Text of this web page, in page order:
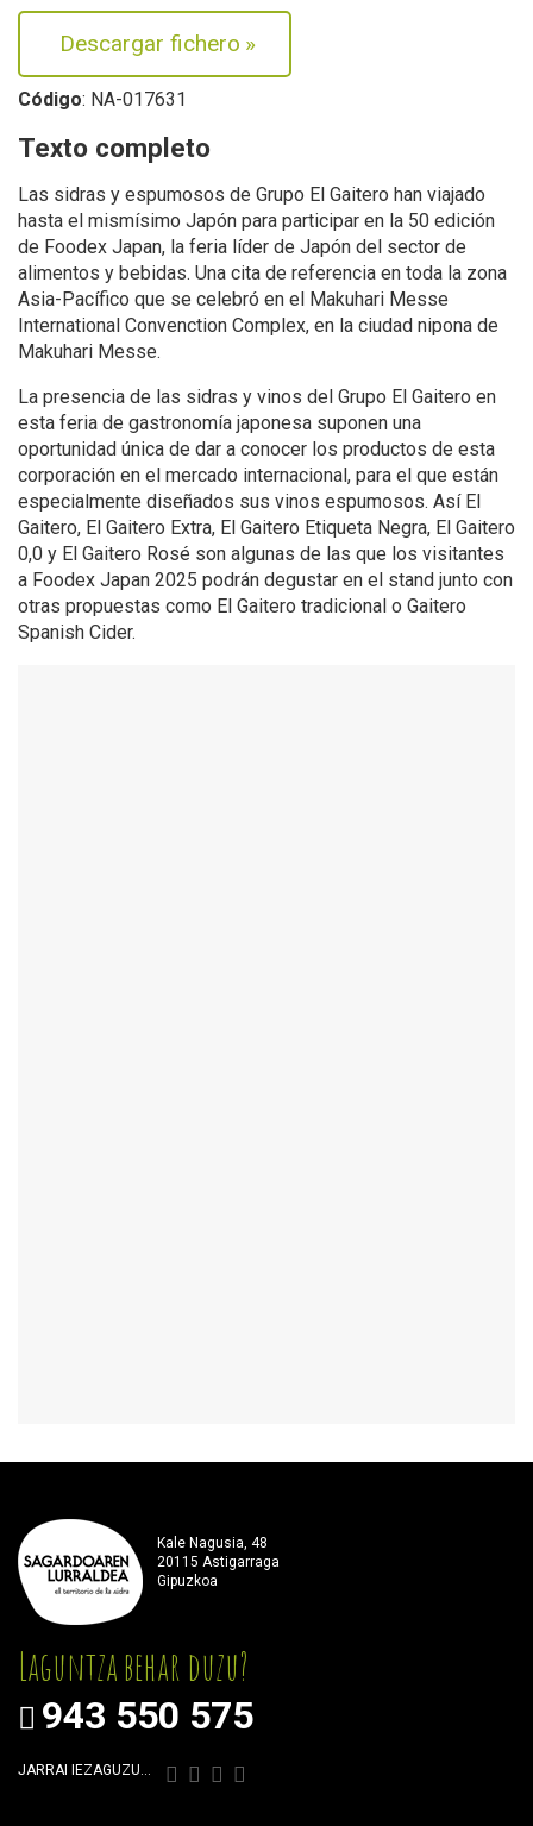
Descargar fichero »
Código: NA-017631
Texto completo
Las sidras y espumosos de Grupo El Gaitero han viajado
hasta el mismísimo Japón para participar en la 50 edición
de Foodex Japan, la feria líder de Japón del sector de
alimentos y bebidas. Una cita de referencia en toda la zona
Asia-Pacífico que se celebró en el Makuhari Messe
International Convenction Complex, en la ciudad nipona de
Makuhari Messe.
La presencia de las sidras y vinos del Grupo El Gaitero en
esta feria de gastronomía japonesa suponen una
oportunidad única de dar a conocer los productos de esta
corporación en el mercado internacional, para el que están
especialmente diseñados sus vinos espumosos. Así El
Gaitero, El Gaitero Extra, El Gaitero Etiqueta Negra, El Gaitero
0,0 y El Gaitero Rosé son algunas de las que los visitantes
a Foodex Japan 2025 podrán degustar en el stand junto con
otras propuestas como El Gaitero tradicional o Gaitero
Spanish Cider.
Kale Nagusia, 48
20115 Astigarraga
Gipuzkoa
Laguntza behar duzu?
943 550 575
JARRAI IEZAGUZU…